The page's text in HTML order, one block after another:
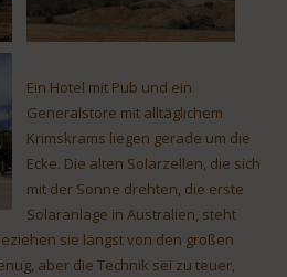
Ein Hotel mit Pub und ein
Generalstore mit alltäglichem
Krimskrams liegen gerade um die
Ecke. Die alten Solarzellen, die sich
mit der Sonne drehten, die erste
Solaranlage in Australien, steht
sie längst von den großen
aber die Technik sei zu teuer,